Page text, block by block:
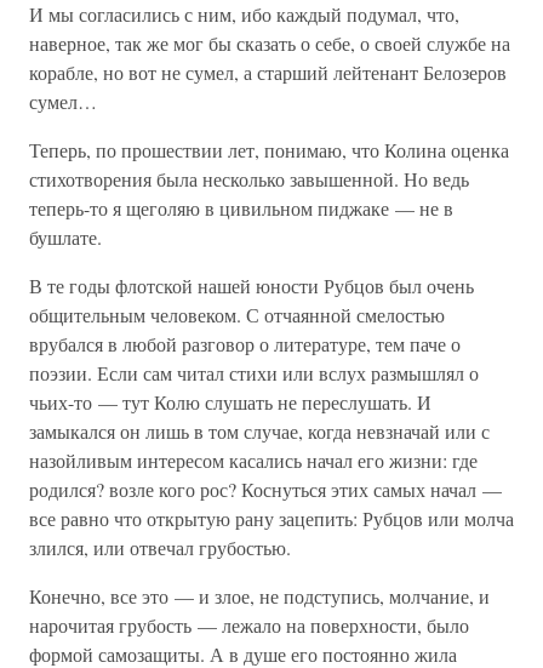
И мы согласились с ним, ибо каждый подумал, что,
наверное, так же мог бы сказать о себе, о своей службе на
корабле, но вот не сумел, а старший лейтенант Белозеров
сумел…
Теперь, по прошествии лет, понимаю, что Колина оценка
стихотворения была несколько завышенной. Но ведь
теперь-то я щеголяю в цивильном пиджаке — не в
бушлате.
В те годы флотской нашей юности Рубцов был очень
общительным человеком. С отчаянной смелостью
врубался в любой разговор о литературе, тем паче о
поэзии. Если сам читал стихи или вслух размышлял о
чьих-то — тут Колю слушать не переслушать. И
замыкался он лишь в том случае, когда невзначай или с
назойливым интересом касались начал его жизни: где
родился? возле кого рос? Коснуться этих самых начал —
все равно что открытую рану зацепить: Рубцов или молча
злился, или отвечал грубостью.
Конечно, все это — и злое, не подступись, молчание, и
нарочитая грубость — лежало на поверхности, было
формой самозащиты. А в душе его постоянно жила